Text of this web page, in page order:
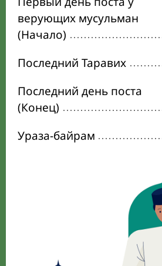
верующих мусульман
(Начало)
Последний Таравих
Последний день поста
(Конец)
Ураза-байрам